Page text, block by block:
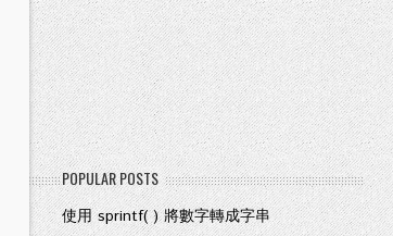
POPULAR POSTS
使用 sprintf( ) 將數字轉成字串